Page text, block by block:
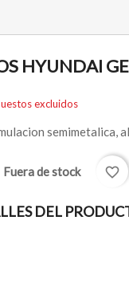
HYUNDAI
excluidos
semimetalica,
Fuera de stock favorite_border
DEL